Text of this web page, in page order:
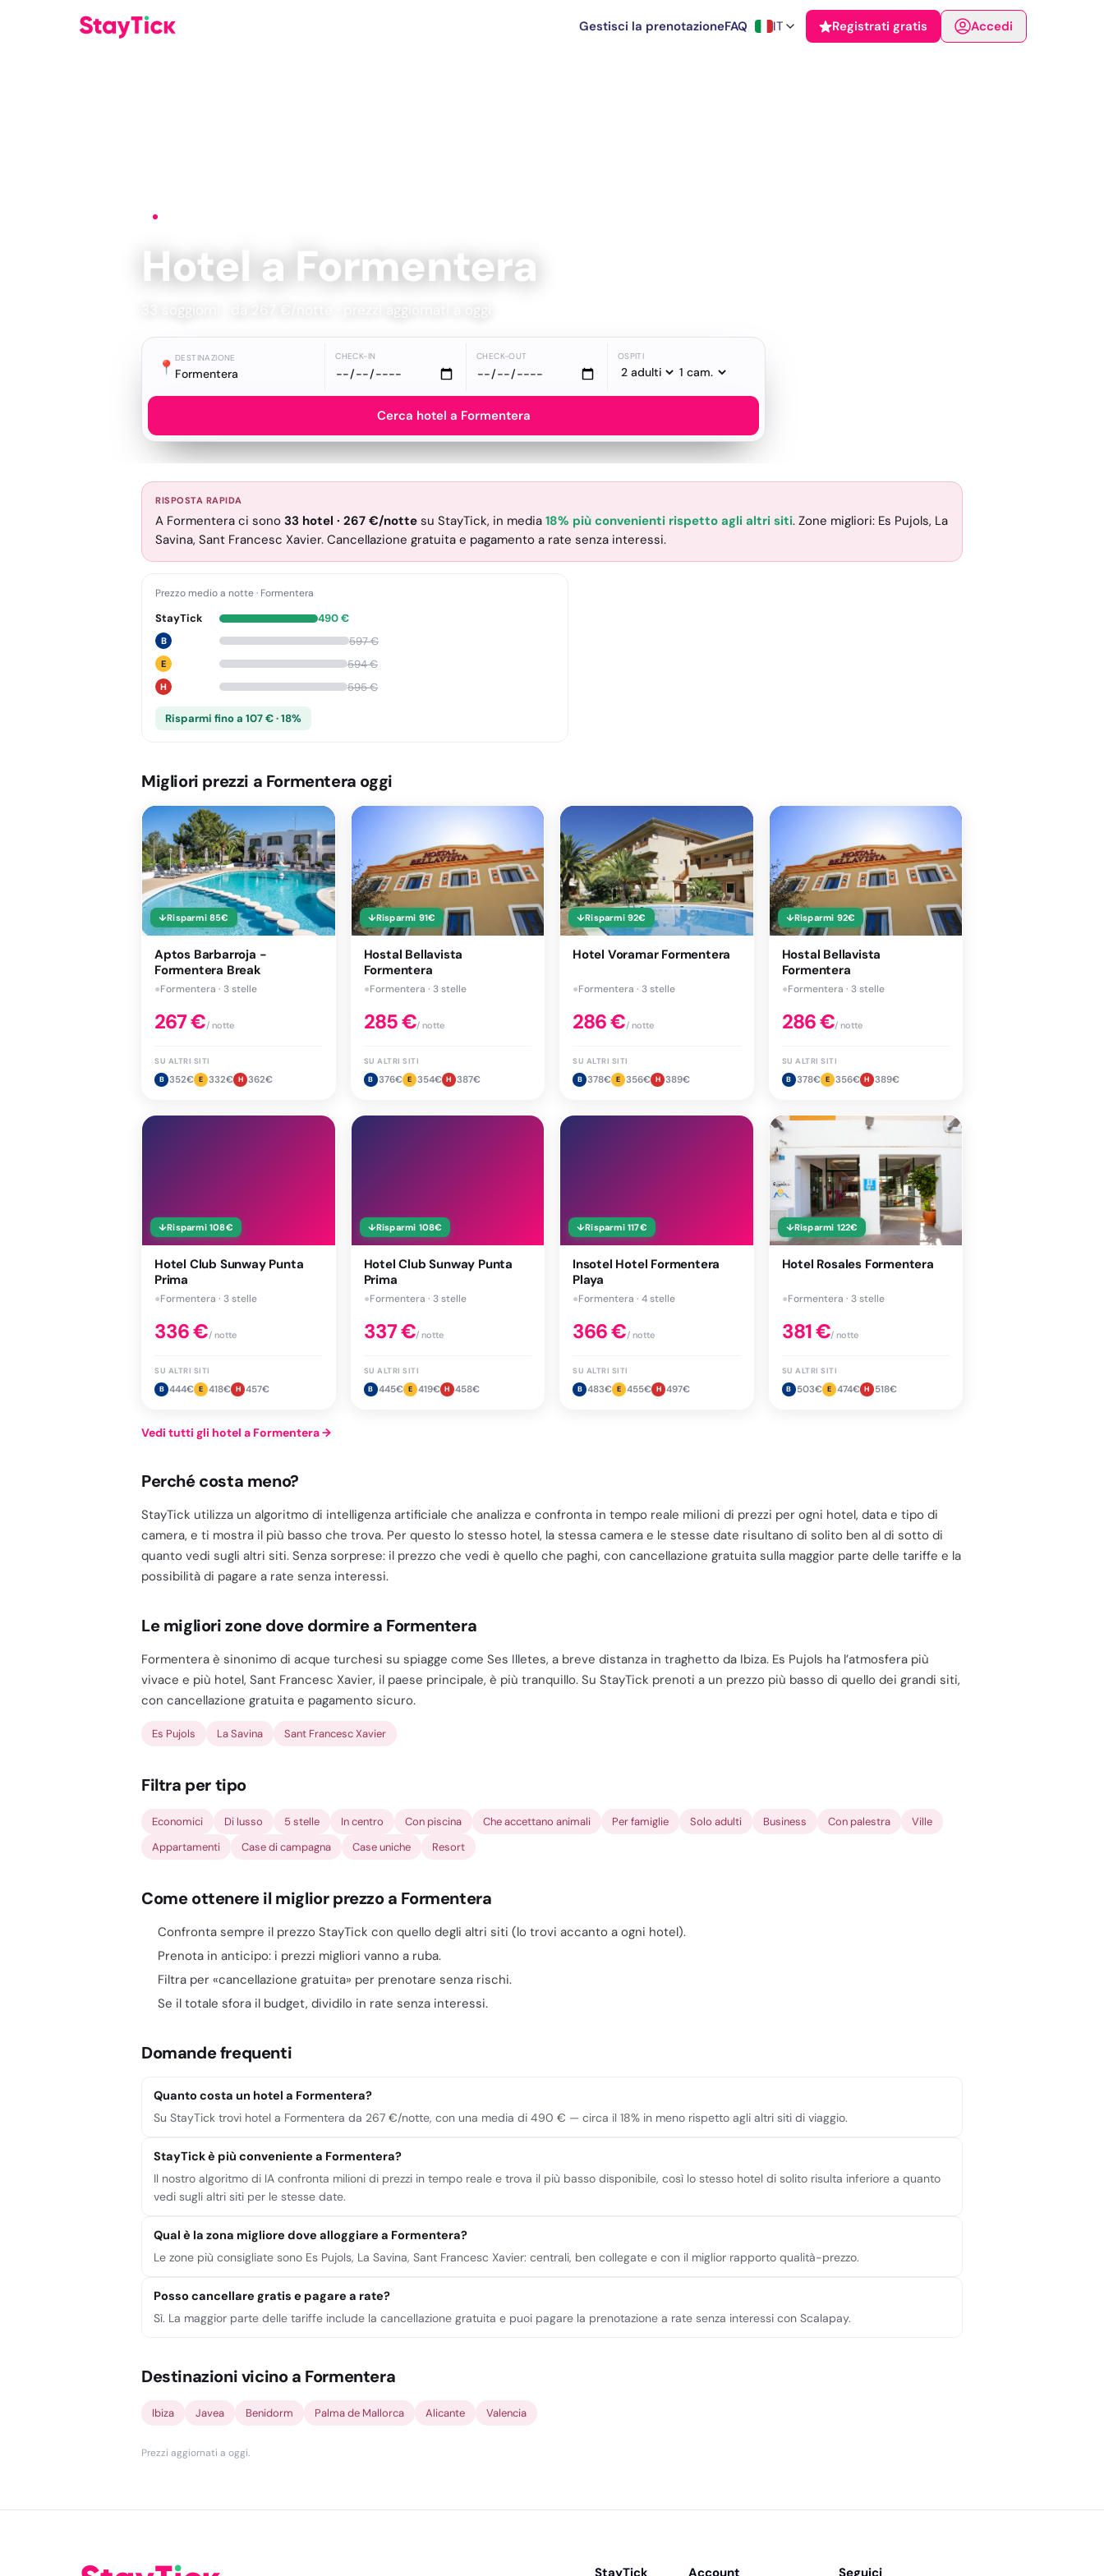
Gestisci la prenotazioneFAQ IT Registrati gratis Accedi
Hotel a Formentera
33 soggiorni · da 267 €/notte · prezzi aggiornati a oggi
📍 DESTINAZIONE
Formentera
CHECK-IN CHECK-OUT OSPITI
Cerca hotel a Formentera
RISPOSTA RAPIDA
A Formentera ci sono 33 hotel · 267 €/notte su StayTick, in media 18% più convenienti rispetto agli altri siti. Zone migliori: Es Pujols, La
Savina, Sant Francesc Xavier. Cancellazione gratuita e pagamento a rate senza interessi.
Prezzo medio a notte· Formentera
StayTick 490€
B 597€
E 594€
H 595€
Risparmi fino a 107 € · 18%
Migliori prezzi a Formentera oggi
↓Risparmi 85€
Aptos Barbarroja -
Formentera Break
●Formentera · 3 stelle
267€/ notte
SU ALTRI SITI
B 352€ E 332€ H 362€
↓Risparmi 91€
Hostal Bellavista
Formentera
●Formentera · 3 stelle
285€/ notte
SU ALTRI SITI
B 376€ E 354€ H 387€
↓Risparmi 92€
Hotel Voramar Formentera
●Formentera · 3 stelle
286€/ notte
SU ALTRI SITI
B 378€ E 356€ H 389€
↓Risparmi 92€
Hostal Bellavista
Formentera
●Formentera · 3 stelle
286€/ notte
SU ALTRI SITI
B 378€ E 356€ H 389€
↓Risparmi 108€
Hotel Club Sunway Punta
Prima
●Formentera · 3 stelle
336€/ notte
SU ALTRI SITI
B 444€ E 418€ H 457€
↓Risparmi 108€
Hotel Club Sunway Punta
Prima
●Formentera · 3 stelle
337€/ notte
SU ALTRI SITI
B 445€ E 419€ H 458€
↓Risparmi 117€
Insotel Hotel Formentera
Playa
●Formentera · 4 stelle
366€/ notte
SU ALTRI SITI
B 483€ E 455€ H 497€
↓Risparmi 122€
Hotel Rosales Formentera
●Formentera · 3 stelle
381€/ notte
SU ALTRI SITI
B
503€ E 474€ H 518€
Vedi tutti gli hotel a Formentera→
Perché costa meno?
StayTick utilizza un algoritmo di intelligenza artificiale che analizza e confronta in tempo reale milioni di prezzi per ogni hotel, data e tipo di
camera, e ti mostra il più basso che trova. Per questo lo stesso hotel, la stessa camera e le stesse date risultano di solito ben al di sotto di
quanto vedi sugli altri siti. Senza sorprese: il prezzo che vedi è quello che paghi, con cancellazione gratuita sulla maggior parte delle tariffe e la
possibilità di pagare a rate senza interessi.
Le migliori zone dove dormire a Formentera
Formentera è sinonimo di acque turchesi su spiagge come Ses Illetes, a breve distanza in traghetto da Ibiza. Es Pujols ha l’atmosfera più
vivace e più hotel, Sant Francesc Xavier, il paese principale, è più tranquillo. Su StayTick prenoti a un prezzo più basso di quello dei grandi siti,
con cancellazione gratuita e pagamento sicuro.
Es Pujols La Savina Sant Francesc Xavier
Filtra per tipo
Economici Di lusso 5 stelle In centro Con piscina Che accettano animali Per famiglie Solo adulti Business Con palestra
Ville
Appartamenti
Case di campagna Case uniche Resort
Come ottenere il miglior prezzo a Formentera
Confronta sempre il prezzo StayTick con quello degli altri siti (lo trovi accanto a ogni hotel).
Prenota in anticipo: i prezzi migliori vanno a ruba.
Filtra per «cancellazione gratuita» per prenotare senza rischi.
Se il totale sfora il budget, dividilo in rate senza interessi.
Domande frequenti
Quanto costa un hotel a Formentera?
Su StayTick trovi hotel a Formentera da 267 €/notte, con una media di 490 € — circa il 18% in meno rispetto agli altri siti di viaggio.
StayTick è più conveniente a Formentera?
Il nostro algoritmo di IA confronta milioni di prezzi in tempo reale e trova il più basso disponibile, così lo stesso hotel di solito risulta inferiore a quanto
vedi sugli altri siti per le stesse date.
Qual è la zona migliore dove alloggiare a Formentera?
Le zone più consigliate sono Es Pujols, La Savina, Sant Francesc Xavier: centrali, ben collegate e con il miglior rapporto qualità-prezzo.
Posso cancellare gratis e pagare a rate?
Sì. La maggior parte delle tariffe include la cancellazione gratuita e puoi pagare la prenotazione a rate senza interessi con Scalapay.
Destinazioni vicino a Formentera
Ibiza Javea Benidorm Palma de Mallorca Alicante Valencia
Prezzi aggiornati a oggi.
StayTick Account Seguici